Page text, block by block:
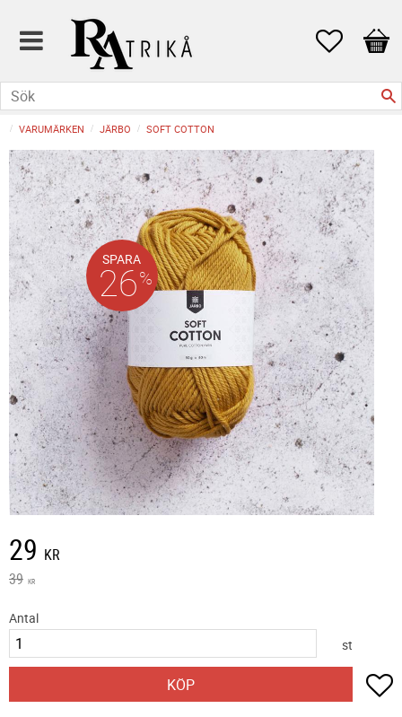
Favoriter
VARUMÄRKEN JÄRBO SOFT COTTON
SPARA
26%
Nedsatt pris:
29 KR
Ordinarie pris:
39 KR
Antal
st
KÖP